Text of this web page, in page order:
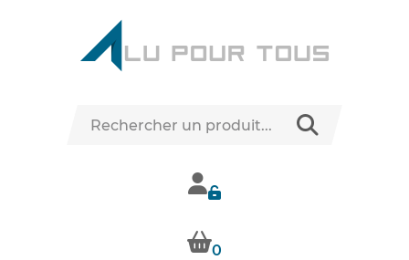
0